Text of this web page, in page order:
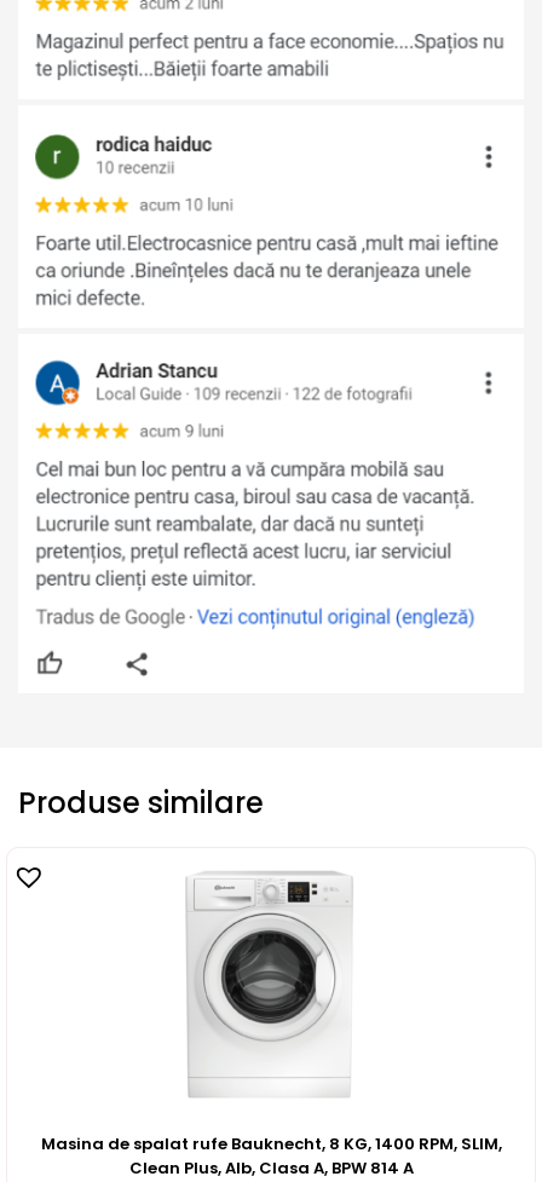
Produse similare
Masina de spalat rufe Bauknecht, 8 KG, 1400 RPM, SLIM,
Clean Plus, Alb, Clasa A, BPW 814 A